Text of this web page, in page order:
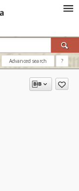
Advanced search ?